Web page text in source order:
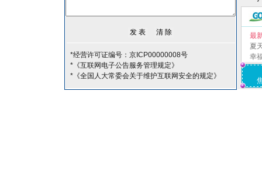
*经营许可证编号：京ICP00000008号
*《互联网电子公告服务管理规定》
*《全国人大常委会关于维护互联网安全的规定》
最
夏
幸